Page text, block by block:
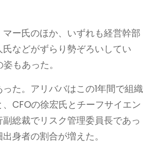
ー氏のほか、いずれも経営幹部
などがずらり勢ぞろいしてい
もあった。
た。アリババはこの1年間で組織
CFOの徐宏氏とチーフサイエン
総裁でリスク管理委員長であっ
身者の割合が増えた。